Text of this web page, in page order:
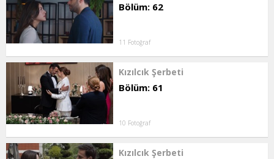
Bölüm: 62
11 Fotoğraf
Kızılcık Şerbeti
Bölüm: 61
10 Fotoğraf
Kızılcık Şerbeti